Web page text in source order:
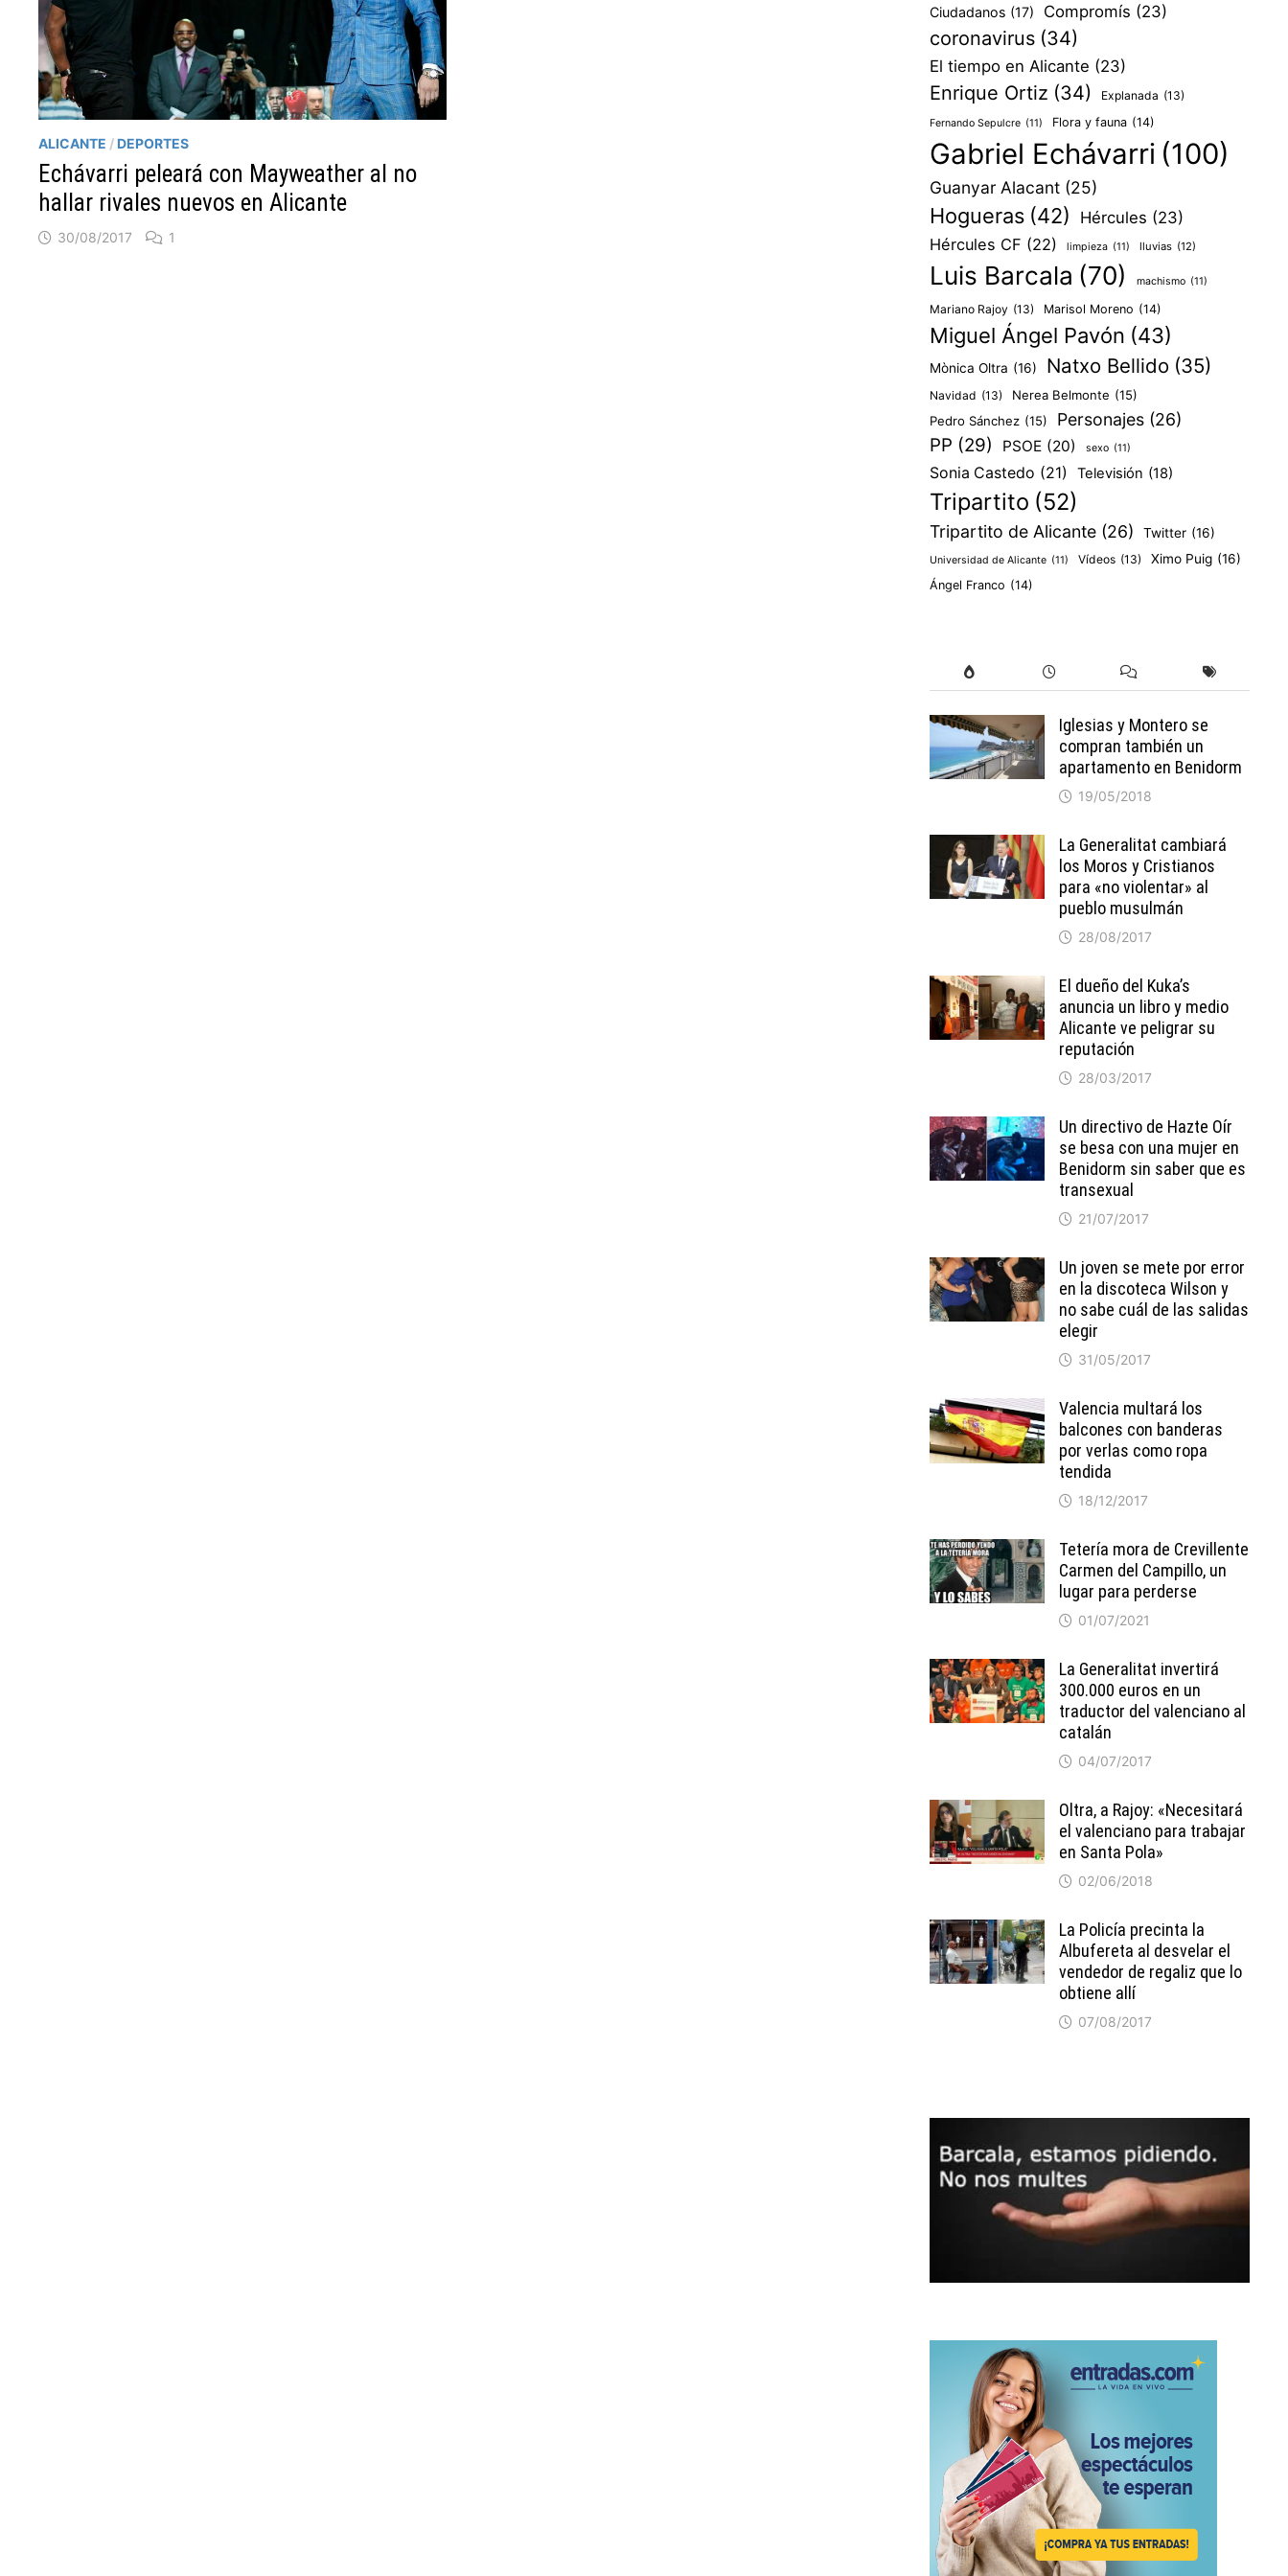
ALICANTE / DEPORTES
Echávarri peleará con Mayweather al no
hallar rivales nuevos en Alicante
30/08/2017 1
Ciudadanos (17) Compromís (23)
coronavirus (34)
El tiempo en Alicante (23)
Enrique Ortiz (34) Explanada (13)
Fernando Sepulcre (11) Flora y fauna (14)
Gabriel Echávarri (100)
Guanyar Alacant (25)
Hogueras (42) Hércules (23)
Hércules CF (22) limpieza (11) lluvias (12)
Luis Barcala (70) machismo (11)
Mariano Rajoy (13) Marisol Moreno (14)
Miguel Ángel Pavón (43)
Mònica Oltra (16) Natxo Bellido (35)
Navidad (13) Nerea Belmonte (15)
Pedro Sánchez (15) Personajes (26)
PP (29) PSOE (20) sexo (11)
Sonia Castedo (21) Televisión (18)
Tripartito (52)
Tripartito de Alicante (26) Twitter (16)
Universidad de Alicante (11) Vídeos (13) Ximo Puig (16)
Ángel Franco (14)
Iglesias y Montero se
compran también un
apartamento en Benidorm
19/05/2018
La Generalitat cambiará
los Moros y Cristianos
para «no violentar» al
pueblo musulmán
28/08/2017
El dueño del Kuka’s
anuncia un libro y medio
Alicante ve peligrar su
reputación
28/03/2017
Un directivo de Hazte Oír
se besa con una mujer en
Benidorm sin saber que es
transexual
21/07/2017
Un joven se mete por error
en la discoteca Wilson y
no sabe cuál de las salidas
elegir
31/05/2017
Valencia multará los
balcones con banderas
por verlas como ropa
tendida
18/12/2017
Tetería mora de Crevillente
Carmen del Campillo, un
lugar para perderse
01/07/2021
La Generalitat invertirá
300.000 euros en un
traductor del valenciano al
catalán
04/07/2017
Oltra, a Rajoy: «Necesitará
el valenciano para trabajar
en Santa Pola»
02/06/2018
La Policía precinta la
Albufereta al desvelar el
vendedor de regaliz que lo
obtiene allí
07/08/2017